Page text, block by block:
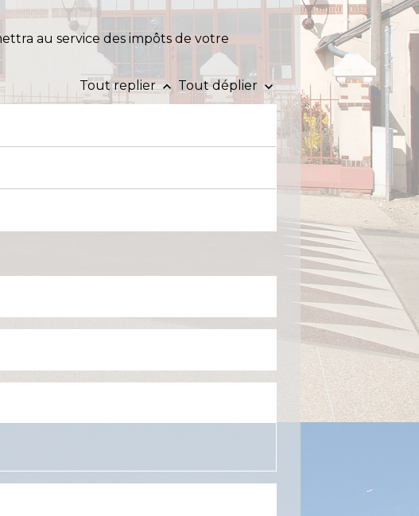
au service des impôts de votre
Tout replierkeyboard_arrow_up Tout déplier keyboard_arrow_down